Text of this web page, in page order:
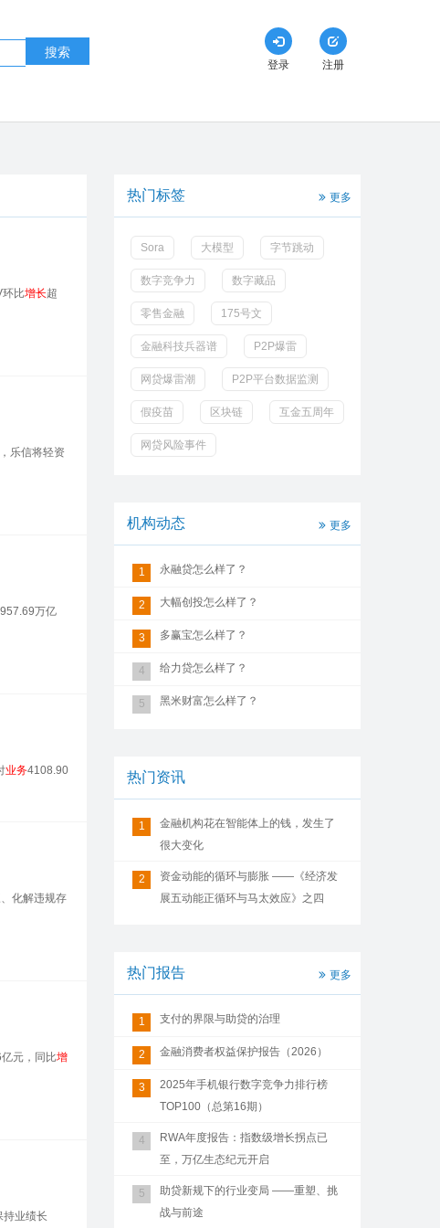
搜索
登录 注册
环比增长超
乐信将轻资
万亿
业务4108.90
化解违规存
元，同比增
持业绩长
热门标签 更多
Sora 大模型 字节跳动
数字竞争力 数字藏品
零售金融 175号文
金融科技兵器谱 P2P爆雷
网贷爆雷潮 P2P平台数据监测
假疫苗 区块链 互金五周年
网贷风险事件
机构动态 更多
1 永融贷怎么样了？
2 大幅创投怎么样了？
3 多赢宝怎么样了？
4 给力贷怎么样了？
5 黑米财富怎么样了？
热门资讯
1
金融机构花在智能体上的钱，发生了
很大变化
2
资金动能的循环与膨胀 ——《经济发
展五动能正循环与马太效应》之四
热门报告 更多
1 支付的界限与助贷的治理
2 金融消费者权益保护报告（2026）
3
2025年手机银行数字竞争力排行榜
TOP100（总第16期）
4
RWA年度报告：指数级增长拐点已
至，万亿生态纪元开启
5
助贷新规下的行业变局 ——重塑、挑
战与前途